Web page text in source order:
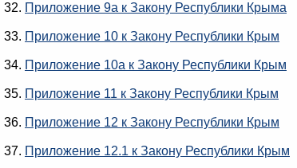
32. Приложение 9а к Закону Республики Крыма
33. Приложение 10 к Закону Республики Крым
34. Приложение 10а к Закону Республики Крым
35. Приложение 11 к Закону Республики Крым
36. Приложение 12 к Закону Республики Крым
37. Приложение 12.1 к Закону Республики Крым